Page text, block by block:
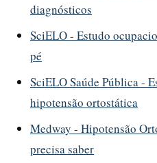
diagnósticos
SciELO - Estudo
pé
SciELO Saúde Pública -
hipotensão ortostática
Medway - Hipotensão
precisa saber